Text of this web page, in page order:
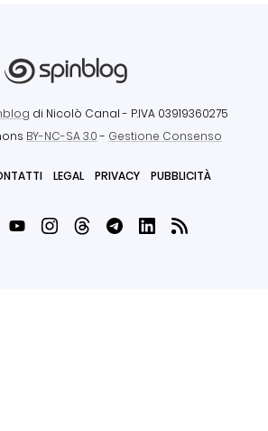
di Nicolò Canal - P.IVA 03919360275
BY-NC-SA 3.0- Gestione Consenso
LEGAL PRIVACY PUBBLICITÀ